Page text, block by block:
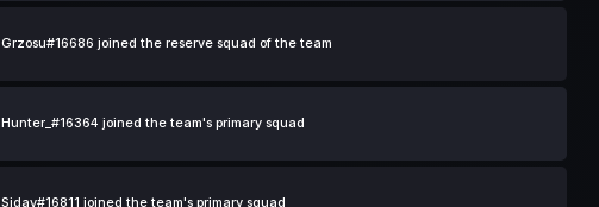
Grzosu#16686 joined the reserve squad of the team
Hunter_#16364 joined the team's primary squad
Sidav#16811 joined the team's primary squad